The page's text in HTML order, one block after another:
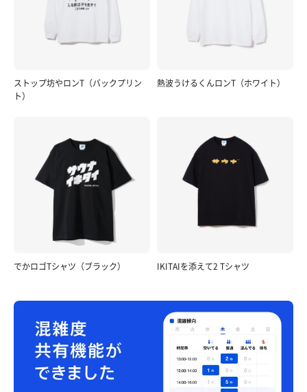
ストップ坊やロンT（バックプリン
ト）
熱波うけるくんロンT（ホワイト）
でかロゴTシャツ（ブラック） IKITAIを添えて2 Tシャツ